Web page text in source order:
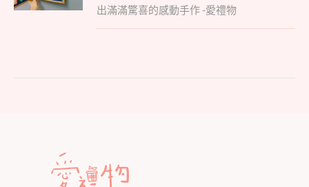
覽
出滿滿驚喜的感動手作 -愛禮物